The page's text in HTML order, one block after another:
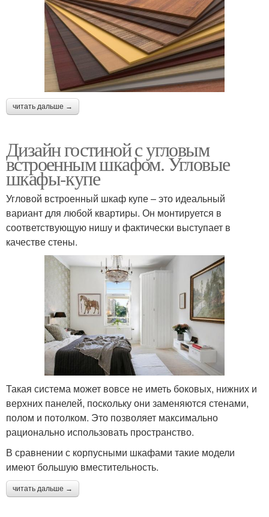
читать дальше →
Дизайн гостиной с угловым
встроенным шкафом. Угловые
шкафы-купе
Угловой встроенный шкаф купе – это идеальный
вариант для любой квартиры. Он монтируется в
соответствующую нишу и фактически выступает в
качестве стены.
Такая система может вовсе не иметь боковых, нижних и
верхних панелей, поскольку они заменяются стенами,
полом и потолком. Это позволяет максимально
рационально использовать пространство.
В сравнении с корпусными шкафами такие модели
имеют большую вместительность.
читать дальше →